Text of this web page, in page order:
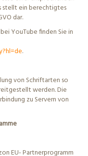
stellt ein berechtigtes
dar.
YouTube finden Sie in
.
von Schriftarten so
werden. Die
zu Servern von
EU- Partnerprogramm